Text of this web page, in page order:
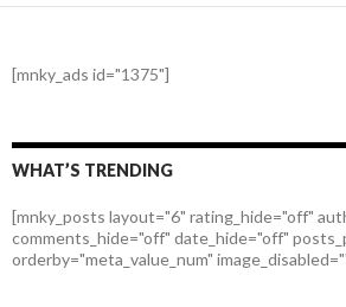
[mnky_ads id="1375"]
WHAT’S TRENDING
[mnky_posts layout="6" rating_hide="off"
comments_hide="off" date_hide="off"
orderby="meta_value_num"